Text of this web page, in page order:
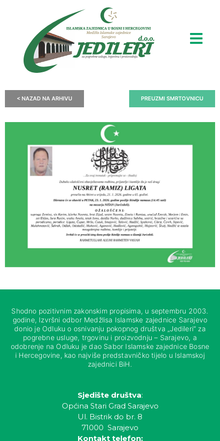
< NAZAD NA ARHIVU PREUZMI SMRTOVNICU
Shodno pozitivnim zakonskim propisima, u septembru 2003.
godine, Izvršni odbor Medžlisa Islamske zajednice Sarajevo
donio je Odluku o osnivanju pokopnog društva „Jedileri“ za
pogrebne usluge, trgovinu i proizvodnju – Sarajevo, a
odobrenje na Odluku je dao Sabor Islamske zajednice Bosne
i Hercegovine, kao najviše predstavničko tijelo u Islamskoj
zajednici BiH.
Sjedište društva:
Općina Stari Grad Sarajevo
Ul. Bistrik do br. 8
71000 Sarajevo
Kontakt telefon: